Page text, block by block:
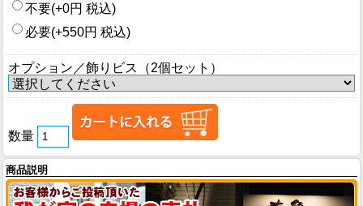
不要(+0円 税込)
必要(+550円 税込)
オプション／飾りビス（2個セット）
数量
商品説明